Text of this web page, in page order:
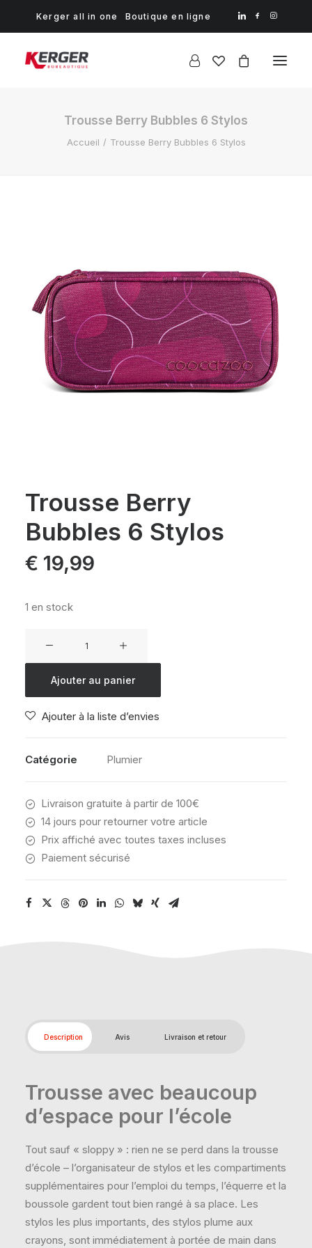
Kerger all in one Boutique en ligne
Trousse Berry Bubbles 6 Stylos
Accueil Trousse Berry Bubbles 6 Stylos
Trousse Berry
Bubbles 6 Stylos
€ 19,99
1 en stock
6
Ajouter au panier
Ajouter à la liste d’envies
Catégorie Plumier
Livraison gratuite à partir de 100€
14 jours pour retourner votre article
Prix affiché avec toutes taxes incluses
Paiement sécurisé
Description Avis Livraison et retour
Trousse avec beaucoup
d’espace pour l’école
Tout sauf « sloppy » : rien ne se perd dans la trousse
d’école – l’organisateur de stylos et les compartiments
supplémentaires pour l’emploi du temps, l’équerre et la
boussole gardent tout bien rangé à sa place. Les
stylos les plus importants, des stylos plume aux
crayons, sont immédiatement à portée de main dans